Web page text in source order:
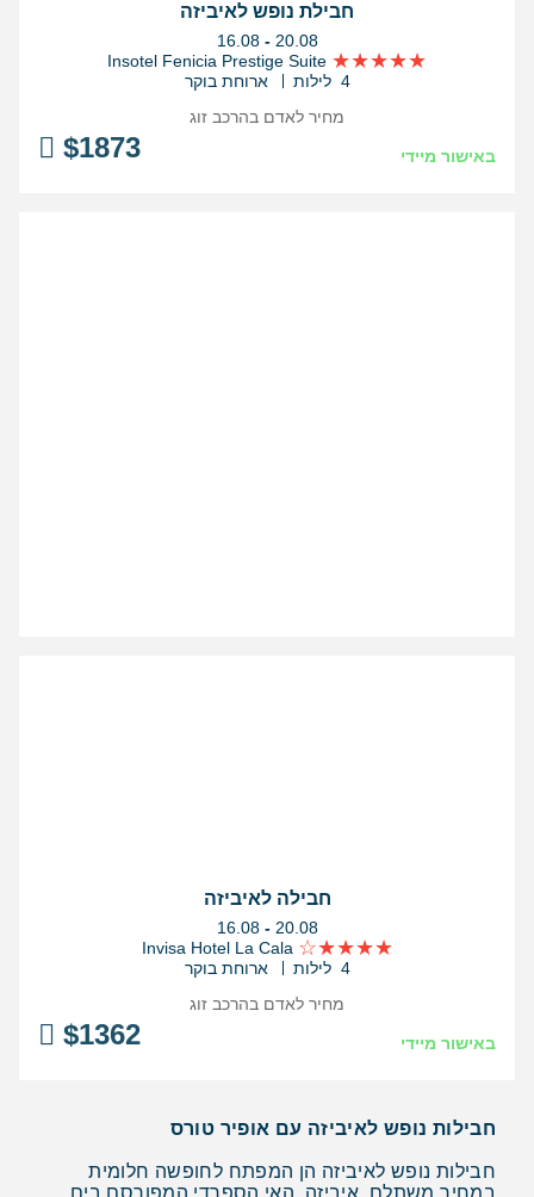
חבילת נופש לאיביזה
בין
התאריכים,
16.08 - 20.08
Insotel Fenicia Prestige Suite
4 לילות
ארוחת בוקר
באישור מיידי $1873
מחיר לאדם בהרכב זוג
חבילה לאיביזה
בין
התאריכים,
16.08 - 20.08
Invisa Hotel La Cala
4 לילות
ארוחת בוקר
באישור מיידי $1362
מחיר לאדם בהרכב זוג
חבילות נופש לאיביזה עם אופיר טורס
חבילות נופש לאיביזה הן המפתח לחופשה חלומית
במחיר משתלם. איביזה, האי הספרדי המפורסם בים